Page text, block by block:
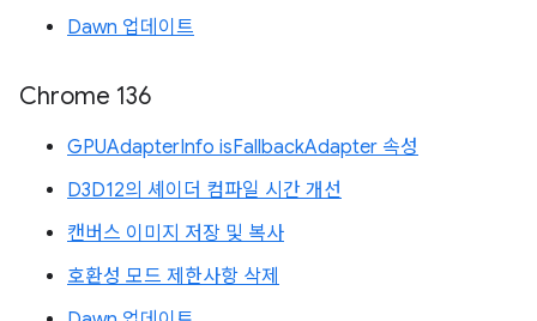
Dawn 업데이트
Chrome 136
GPUAdapterInfo isFallbackAdapter 속성
D3D12의 셰이더 컴파일 시간 개선
캔버스 이미지 저장 및 복사
호환성 모드 제한사항 삭제